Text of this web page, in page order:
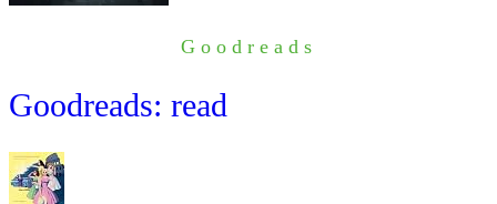
Goodreads
Goodreads: read